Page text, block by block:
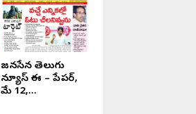
జనసేన తెలుగు
న్యూస్ ఈ – పేపర్,
మే 12,...